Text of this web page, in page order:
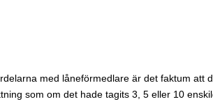
med låneförmedlare är det faktum att
som om det hade tagits 3, 5 eller 10